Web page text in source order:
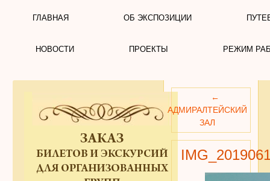
ГЛАВНАЯ ОБ ЭКСПОЗИЦИИ
НОВОСТИ ПРОЕКТЫ РЕЖИМ
←
АДМИРАЛТЕЙСКИЙ
ЗАЛ